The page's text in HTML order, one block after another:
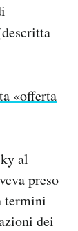
«offerta
al
preso
termini
dei